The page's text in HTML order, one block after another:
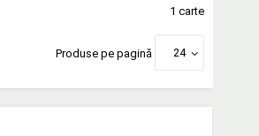
1 carte
Produse pe pagină 24